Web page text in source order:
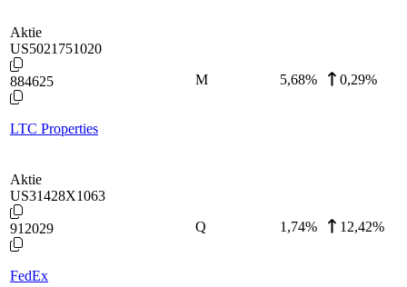
Aktie
US5021751020
884625
LTC Properties
M 5,68% 0,29%
Aktie
US31428X1063
912029
FedEx
Q 1,74% 12,42%